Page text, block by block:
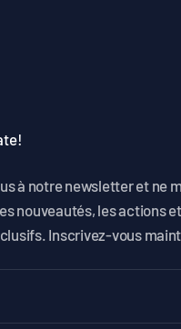
à notre newsletter et ne
nouveautés, les actions
Inscrivez-vous